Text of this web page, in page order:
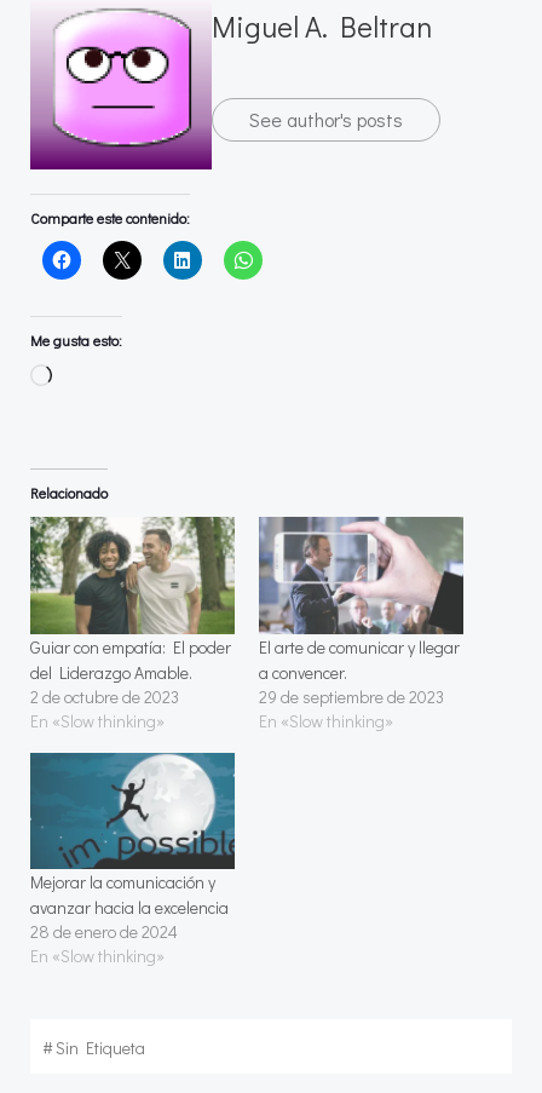
Miguel A. Beltran
See author's posts
Comparte este contenido:
Me gusta esto:
Cargando...
Relacionado
Guiar con empatía: El poder
del Liderazgo Amable.
2 de octubre de 2023
En «Slow thinking»
El arte de comunicar y llegar
a convencer.
29 de septiembre de 2023
En «Slow thinking»
Mejorar la comunicación y
avanzar hacia la excelencia
28 de enero de 2024
En «Slow thinking»
#Sin Etiqueta